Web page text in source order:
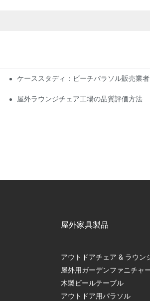
ケーススタディ：ビーチパラソル販売業
屋外ラウンジチェア工場の品質評価方法
屋外家具製品
アウトドアチェア & ラウン
屋外用ガーデンファニチャ
木製ビールテーブル
アウトドア用パラソル